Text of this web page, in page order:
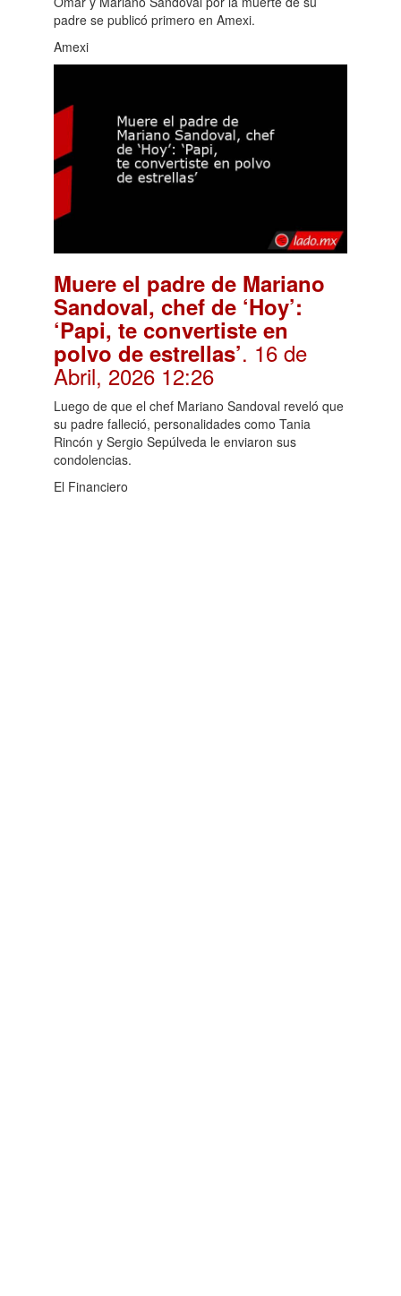
padre se publicó primero en Amexi.
Amexi
Muere el padre de Mariano
Sandoval, chef de ‘Hoy’:
‘Papi, te convertiste en
polvo de estrellas’. 16 de
Abril, 2026 12:26
Luego de que el chef Mariano Sandoval reveló que
su padre falleció, personalidades como Tania
Rincón y Sergio Sepúlveda le enviaron sus
condolencias.
El Financiero